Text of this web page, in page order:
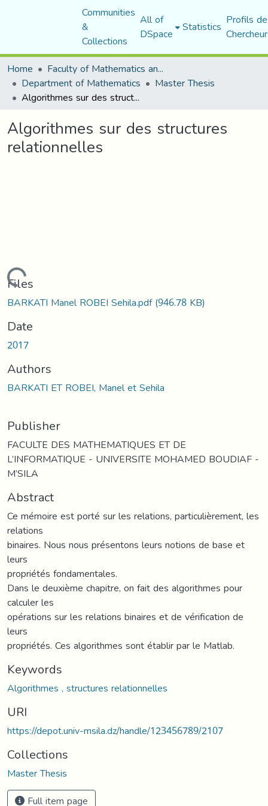
Communities
&
Collections
All of
DSpace Statistics Profils
Home
Faculty of Mathematics and Computer Science
Department of Mathematics Master Thesis
Algorithmes sur des structures relationnelles
Algorithmes sur des structures
relationnelles
Loading...
Files
BARKATI Manel ROBEI Sehila.pdf(946.78 KB)
Date
2017
Authors
BARKATI ET ROBEI, Manel et Sehila
Publisher
FACULTE DES MATHEMATIQUES ET DE
L’INFORMATIQUE - UNIVERSITE MOHAMED BOUDIAF -
M’SILA
Abstract
Ce mémoire est porté sur les relations, particulièrement, les
relations
binaires. Nous nous présentons leurs notions de base et
leurs
propriétés fondamentales.
Dans le deuxième chapitre, on fait des algorithmes pour
calculer les
opérations sur les relations binaires et de vérification de
leurs
propriétés. Ces algorithmes sont établir par le Matlab.
Keywords
Algorithmes , structures relationnelles
URI
https://depot.univ-msila.dz/handle/123456789/2107
Collections
Master Thesis
Full item page